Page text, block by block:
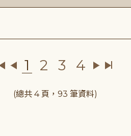
1 2 3 4
(總共 4 頁，93 筆資料)